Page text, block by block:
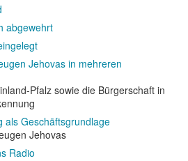
abgewehrt
Jehovas in mehreren
Pfalz sowie die Bürgerschaft in
als Geschäftsgrundlage
Jehovas
Radio